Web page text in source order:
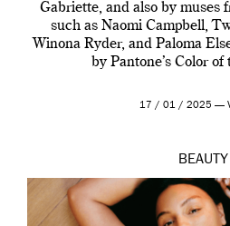
Gabriette, and also by muses
such as Naomi Campbell,
Winona Ryder, and Paloma
by Pantone’s Color of
17 / 01 / 2025 —
BEAUTY